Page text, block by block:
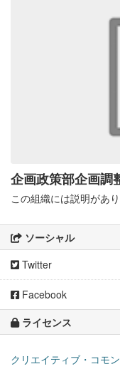
企画政策部企画調
この組織には説明があ
ソーシャル
Twitter
Facebook
ライセンス
クリエイティブ・コモ